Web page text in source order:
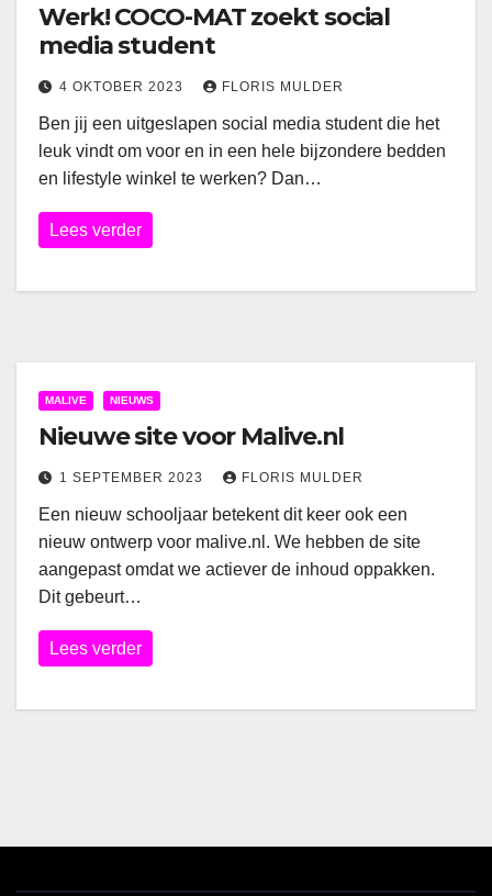
Werk! COCO-MAT zoekt social
media student
4 OKTOBER 2023 FLORIS MULDER
Ben jij een uitgeslapen social media student die het
leuk vindt om voor en in een hele bijzondere bedden
en lifestyle winkel te werken? Dan…
Lees verder
MALIVE NIEUWS
Nieuwe site voor Malive.nl
1 SEPTEMBER 2023 FLORIS MULDER
Een nieuw schooljaar betekent dit keer ook een
nieuw ontwerp voor malive.nl. We hebben de site
aangepast omdat we actiever de inhoud oppakken.
Dit gebeurt…
Lees verder